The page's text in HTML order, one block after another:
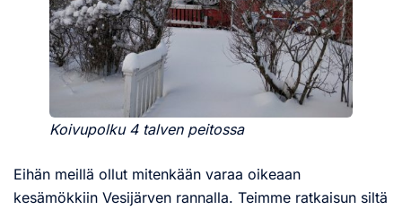
Koivupolku 4 talven peitossa
Eihän meillä ollut mitenkään varaa oikeaan
kesämökkiin Vesijärven rannalla. Teimme ratkaisun siltä